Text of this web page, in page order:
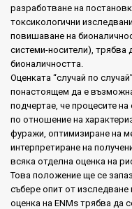
разработване на
токсикологични
повишаване на
системи-носители), трябва
бионаличността.
Оценката “случай по
понастоящем да е
подчертае, че процесите
по отношение на
фуражи, оптимизиране на
интерпретиране на
всяка отделна оценка на
Това положение ще се
събере опит от изследване
оценка на ENMs трябва да